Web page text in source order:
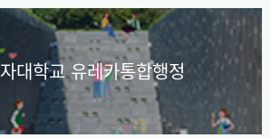
대학교 유레카통합행정